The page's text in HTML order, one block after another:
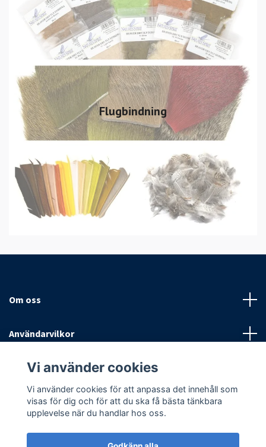
Flugbindning
Om oss
Användarvilkor
Sociala medier
Vi använder cookies
Vi använder cookies för att anpassa det innehåll som
visas för dig och för att du ska få bästa tänkbara
upplevelse när du handlar hos oss.